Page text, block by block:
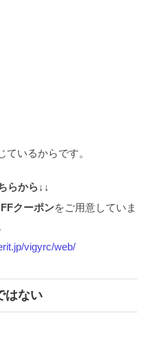
いるからです。
らから↓↓
クーポンをご用意していま
vigyrc/web/
はない